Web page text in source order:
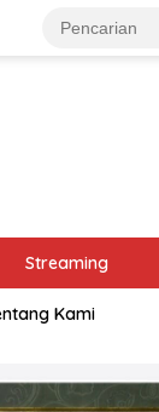
Streaming
Kami